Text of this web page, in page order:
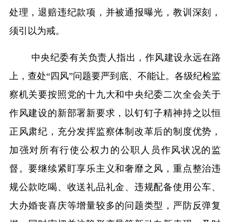
处理，退赔违纪款项，并被通报曝光，教训深刻，
须引以为戒。
中央纪委有关负责人指出，作风建设永远在路
上，查处“四风”问题要严到底、不能让。各级纪检监
察机关要按照党的十九大和中央纪委二次全会关于
作风建设的新部署新要求，以钉钉子精神持之以恒
正风肃纪，充分发挥监察体制改革后的制度优势，
加强对所有行使公权力的公职人员作风状况的监
督。要继续紧盯享乐主义和奢靡之风，重点整治违
规公款吃喝、收送礼品礼金、违规配备使用公车、
大办婚丧喜庆等增量较多的问题类型，严防反弹复